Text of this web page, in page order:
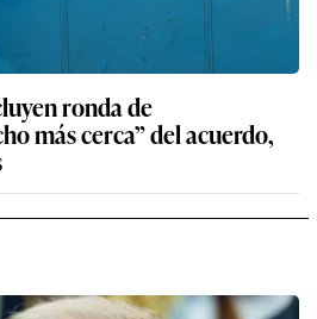
ronda de
más cerca” del acuerdo,